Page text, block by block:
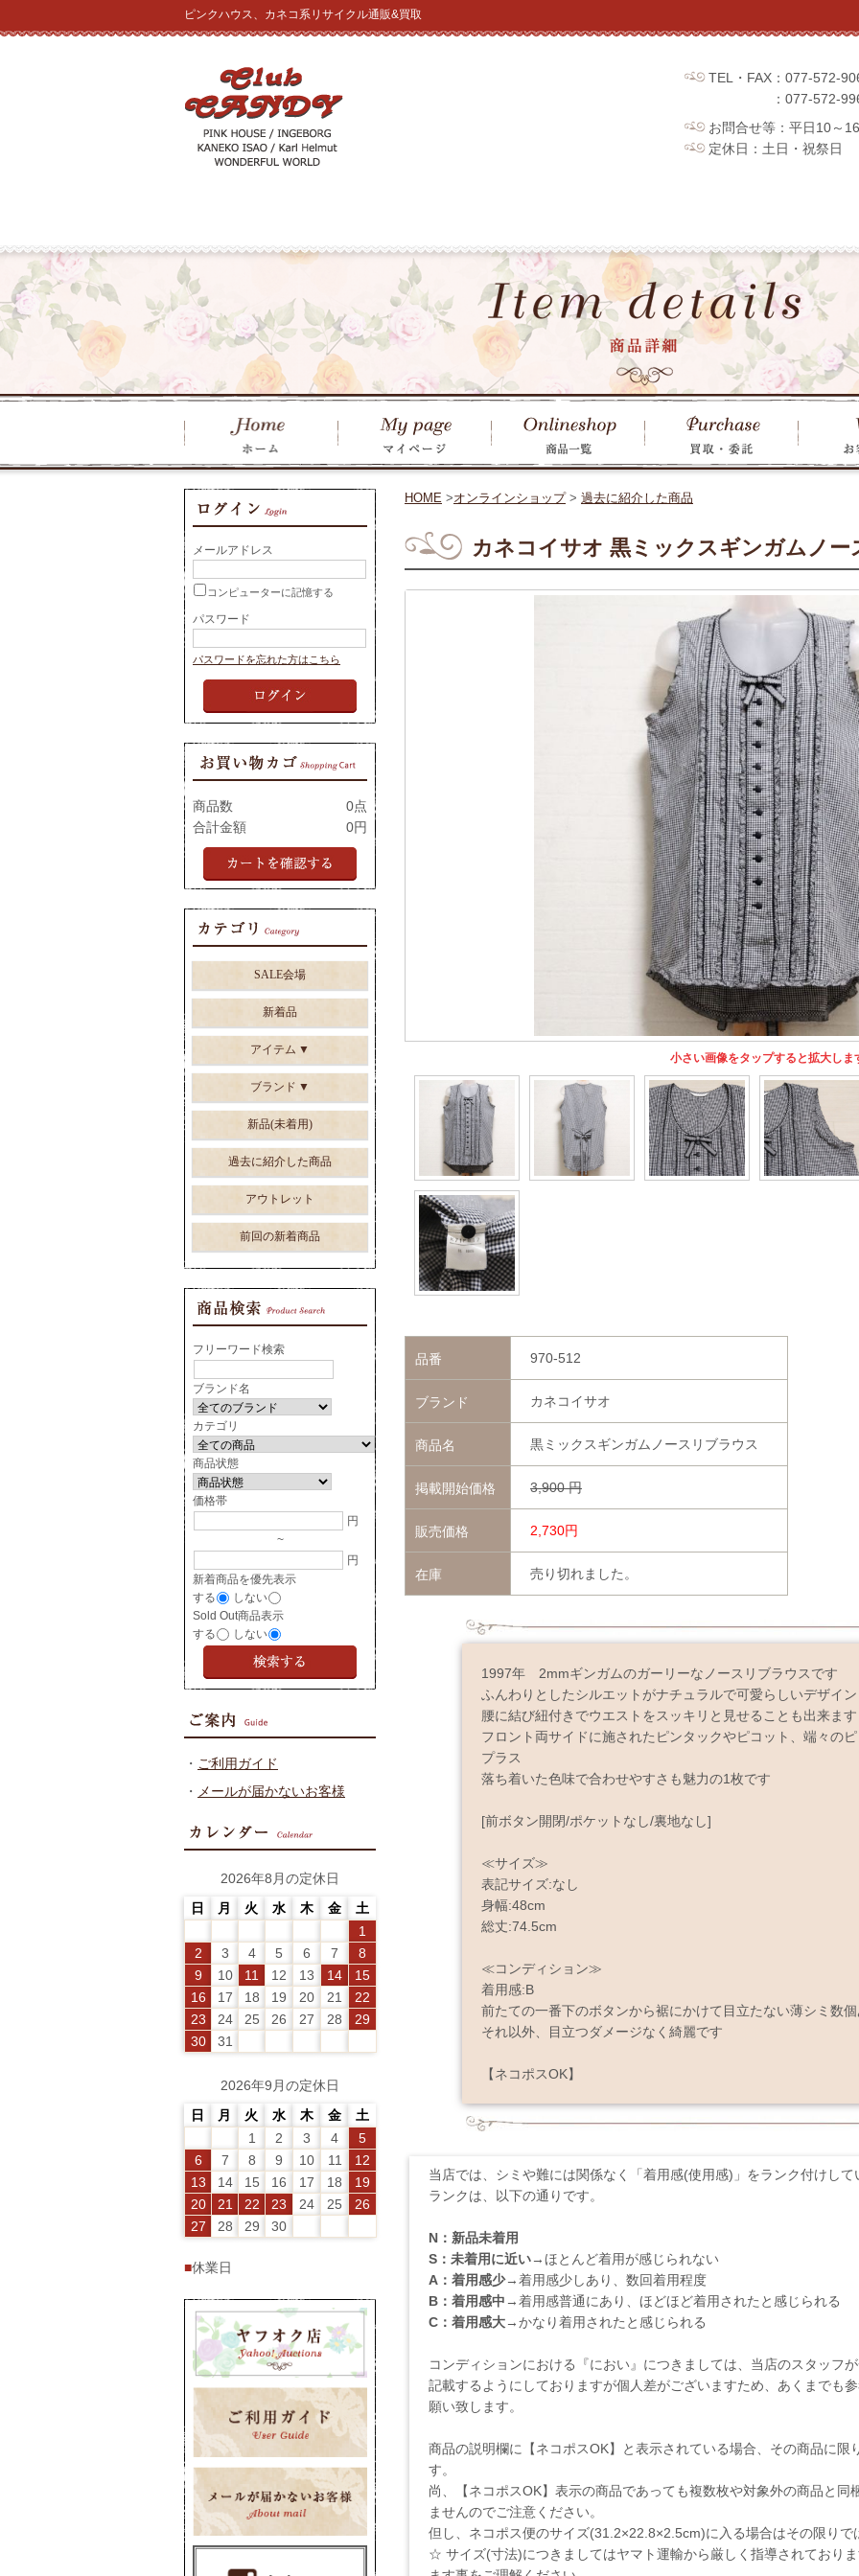
ピンクハウス、カネコ系リサイクル通販&買取
TEL・FAX：077-572-
：077-572-
お問合せ等：平日10～
定休日：土日・祝祭日
HOME >オンラインショップ> 過去に紹介した商品
カネコイサオ 黒ミックスギンガムノー
小さい画像をタップすると拡大しま
品番 970-512
ブランド カネコイサオ
商品名 黒ミックスギンガムノースリブラウス
掲載開始価格 3,900 円
販売価格 2,730円
在庫 売り切れました。
1997年 2mmギンガムのガーリーなノースリブラウスです
ふんわりとしたシルエットがナチュラルで可愛らしいデザイン
腰に結び紐付きでウエストをスッキリと見せることも出来ます
フロント両サイドに施されたピンタックやピコット、端々の
プラス
落ち着いた色味で合わせやすさも魅力の1枚です
[前ボタン開閉/ポケットなし/裏地なし]
≪サイズ≫
表記サイズ:なし
身幅:48cm
総丈:74.5cm
≪コンディション≫
着用感:B
前たての一番下のボタンから裾にかけて目立たない薄シミ数
それ以外、目立つダメージなく綺麗です
【ネコポスOK】
当店では、シミや難には関係なく「着用感(使用感)」をランク付けして
ランクは、以下の通りです。
N：新品未着用
S：未着用に近い→ほとんど着用が感じられない
A：着用感少→着用感少しあり、数回着用程度
B：着用感中→着用感普通にあり、ほどほど着用されたと感じられる
C：着用感大→かなり着用されたと感じられる
コンディションにおける『におい』につきましては、当店のスタッフ
記載するようにしておりますが個人差がございますため、あくまでも
願い致します。
商品の説明欄に【ネコポスOK】と表示されている場合、その商品に限
す。
尚、【ネコポスOK】表示の商品であっても複数枚や対象外の商品と同
ませんのでご注意ください。
但し、ネコポス便のサイズ(31.2×22.8×2.5cm)に入る場合はその限りで
☆ サイズ(寸法)につきましてはヤマト運輸から厳しく指導されており
メールアドレス
コンピューターに記憶する
パスワード
パスワードを忘れた方はこちら
商品数
0点
合計金額
0円
SALE会場
新着品
アイテム
ブランド
新品(未着用)
過去に紹介した商品
アウトレット
前回の新着商品
フリーワード検索
ブランド名
カテゴリ
商品状態
価格帯
円
~
円
新着商品を優先表示
する
しない
Sold Out商品表示
する
しない
・ ご利用ガイド
・ メールが届かないお客様
2026年8月の定休日
日
月 火 水 木 金
土
1
2
3 4 5 6 7
8
9
10 11 12 13 14
15
16
17 18 19 20 21
22
23
24 25 26 27 28
29
30
31
2026年9月の定休日
日
月 火 水 木 金
土
1
2 3 4
5
6
7 8 9 10 11
12
13
14 15 16 17 18
19
20
21 22 23 24 25
26
27
28 29 30
■休業日